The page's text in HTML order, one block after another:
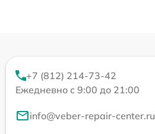
+7 (812) 214-73-42
Ежедневно с 9:00 до 21:00
info@veber-repair-center.ru